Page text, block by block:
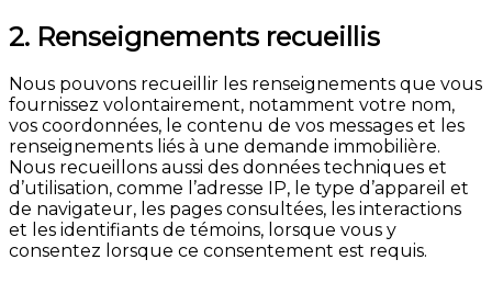
2. Renseignements recueillis
Nous pouvons recueillir les renseignements que vous
fournissez volontairement, notamment votre nom,
vos coordonnées, le contenu de vos messages et les
renseignements liés à une demande immobilière.
Nous recueillons aussi des données techniques et
d’utilisation, comme l’adresse IP, le type d’appareil et
de navigateur, les pages consultées, les interactions
et les identifiants de témoins, lorsque vous y
consentez lorsque ce consentement est requis.